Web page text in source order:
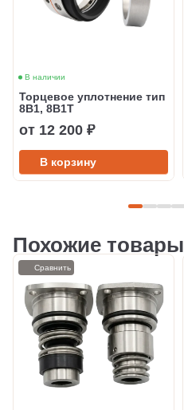
В наличии
Торцевое уплотнение тип
8B1, 8B1T
от 12 200 ₽
В корзину
Похожие товары
Сравнить